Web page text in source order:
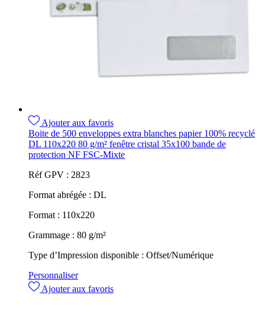
Ajouter aux favoris
Boite de 500 enveloppes extra blanches papier 100% recyclé
DL 110x220 80 g/m² fenêtre cristal 35x100 bande de
protection NF FSC-Mixte
Réf GPV : 2823
Format abrégée : DL
Format : 110x220
Grammage : 80 g/m²
Type d’Impression disponible : Offset/Numérique
Personnaliser
Ajouter aux favoris